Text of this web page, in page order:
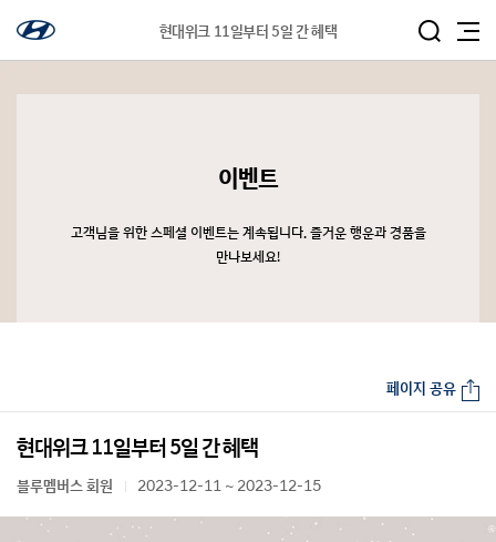
현대위크 11일부터 5일 간 혜택
이벤트
고객님을 위한 스페셜 이벤트는 계속됩니다. 즐거운 행운과 경품을
만나보세요!
현대위크 11일부터 5일 간 혜택
블루멤버스 회원 2023-12-11 ~ 2023-12-15
페이지 공유